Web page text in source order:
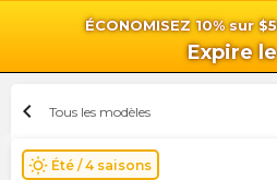
ÉCONOMISEZ 10% sur
Expire le
chevron_left Tous les modèles
wb_sunny Été / 4 saisons